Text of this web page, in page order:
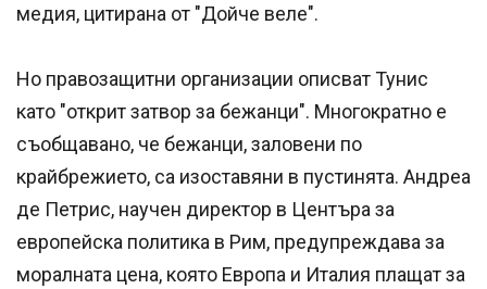
медия, цитирана от "Дойче веле".
Но правозащитни организации описват Тунис
като "открит затвор за бежанци". Многократно е
съобщавано, че бежанци, заловени по
крайбрежието, са изоставяни в пустинята. Андреа
де Петрис, научен директор в Центъра за
европейска политика в Рим, предупреждава за
моралната цена, която Европа и Италия плащат за